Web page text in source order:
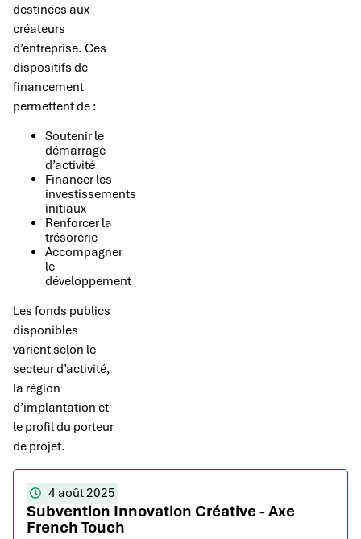
destinées aux
créateurs
d’entreprise. Ces
dispositifs de
financement
permettent de :
Soutenir le
démarrage
d’activité
Financer les
investissements
initiaux
Renforcer la
trésorerie
Accompagner
le
développement
Les fonds publics
disponibles
varient selon le
secteur d’activité,
la région
d’implantation et
le profil du porteur
de projet.
4 août 2025
Subvention Innovation Créative - Axe
French Touch